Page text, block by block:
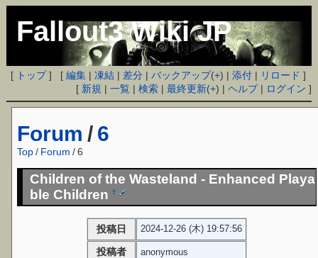
Fallout3 Wiki JP
[ トップ] [編集 |凍結 | 差分 |バックアップ(+) |添付 | リロード ]
[ 新規 |一覧 |検索 |最終更新(+) |ヘルプ| ログイン ]
Forum / 6
Top / Forum /6
Children of the Wasteland - Enhanced Playa
ble Children†
投稿日 2024-12-26 (木) 19:57:56
投稿者 anonymous